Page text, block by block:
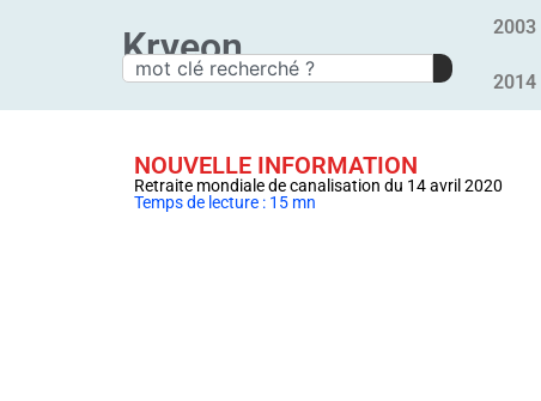
Kryeon 2003
2014
NOUVELLE INFORMATION
Retraite mondiale de canalisation du 14 avril 2020
Temps de lecture : 15 mn